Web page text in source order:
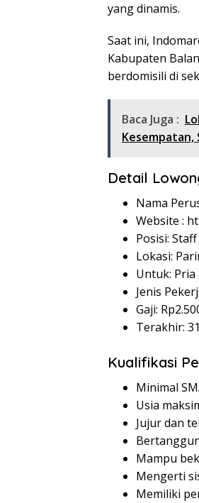
yang dinamis.
Saat ini,
Kabupaten
berdomisili di
Baca Juga :
Kesempatan,
Detail
Nama
Website :
Posisi:
Lokasi:
Untuk:
Jenis
Gaji: Rp
Terakhir:
Kualifikasi
Minimal
Usia
Jujur dan
Mampu
Mengerti
Memiliki